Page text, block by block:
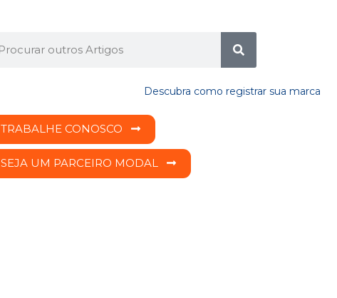
TRABALHE CONOSCO
SEJA UM PARCEIRO MODAL